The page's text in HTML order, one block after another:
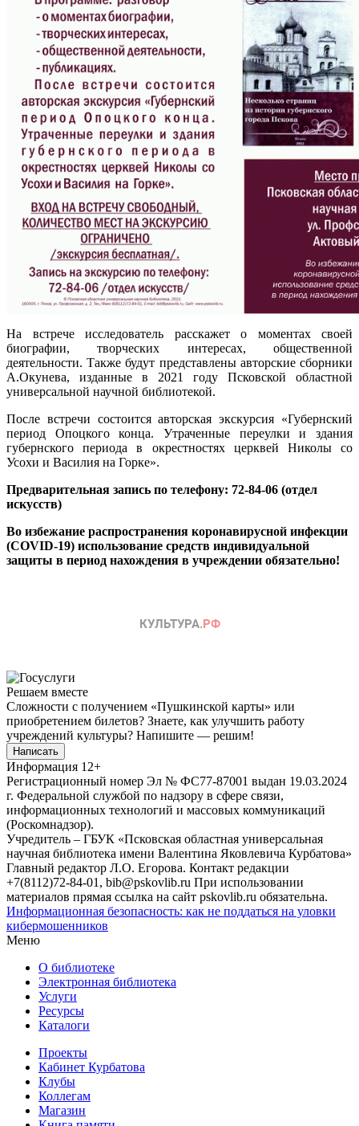
На встрече исследователь расскажет о моментах своей
биографии, творческих интересах, общественной
деятельности. Также будут представлены авторские сборники
А.Окунева, изданные в 2021 году Псковской областной
универсальной научной библиотекой.
После встречи состоится авторская экскурсия «Губернский
период Опоцкого конца. Утраченные переулки и здания
губернского периода в окрестностях церквей Николы со
Усохи и Василия на Горке».
Предварительная запись по телефону: 72-84-06 (отдел
искусств)
Во избежание распространения коронавирусной инфекции
(COVID-19) использование средств индивидуальной
защиты в период нахождения в учреждении обязательно!
Решаем вместе
Сложности с получением «Пушкинской карты» или
приобретением билетов? Знаете, как улучшить работу
учреждений культуры? Напишите — решим!
Написать
Информация 12+
Регистрационный номер Эл № ФС77-87001 выдан 19.03.2024
г. Федеральной службой по надзору в сфере связи,
информационных технологий и массовых коммуникаций
(Роскомнадзор).
Учредитель – ГБУК «Псковская областная универсальная
научная библиотека имени Валентина Яковлевича Курбатова»
Главный редактор Л.О. Егорова. Контакт редакции
+7(8112)72-84-01, bib@pskovlib.ru При использовании
материалов прямая ссылка на сайт pskovlib.ru обязательна.
Информационная безопасность: как не поддаться на уловки
кибермошенников
Меню
О библиотеке
Электронная библиотека
Услуги
Ресурсы
Каталоги
Проекты
Кабинет Курбатова
Клубы
Коллегам
Магазин